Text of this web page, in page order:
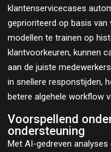
klantenservicecases
geprioriteerd op basis
modellen te trainen op
klantvoorkeuren, kunnen
aan de juiste
in snellere responstijden,
betere algehele workflow
Voorspellend
ondersteuning
Met AI-gedreven